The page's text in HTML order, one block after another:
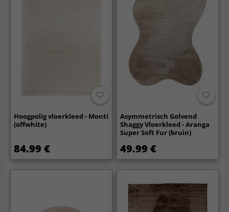
Hoogpolig vloerkleed - Monti
(offwhite)
84.99 €
Asymmetrisch Golvend
Shaggy Vloerkleed - Aranga
Super Soft Fur (bruin)
49.99 €